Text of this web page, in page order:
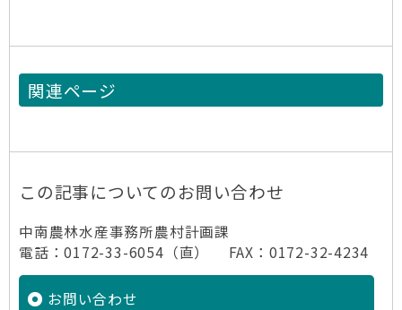
関連ページ
この記事についてのお問い合わせ
中南農林水産事務所農村計画課
電話：0172-33-6054（直） FAX：0172-32-4234
お問い合わせ